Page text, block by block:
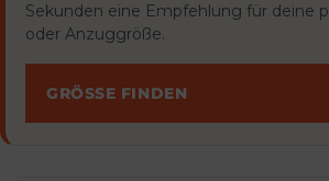
Sekunden eine Empfehlung für deine
oder Anzuggröße.
GRÖSSE FINDEN